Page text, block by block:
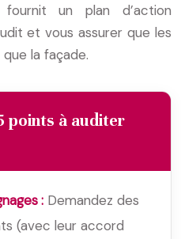
un plan d’action
et vous assurer que les
la façade.
points à auditer
: Demandez des
(avec leur accord